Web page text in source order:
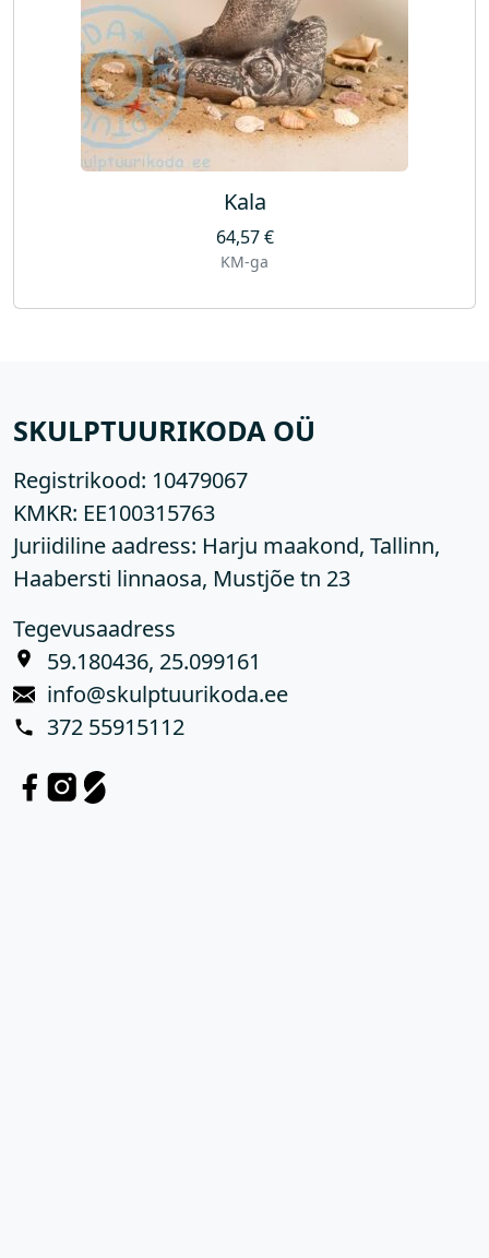
Kala
64,57€
KM-ga
SKULPTUURIKODA OÜ
Registrikood: 10479067
KMKR: EE100315763
Juriidiline aadress: Harju maakond, Tallinn,
Haabersti linnaosa, Mustjõe tn 23
Tegevusaadress
59.180436, 25.099161
info@skulptuurikoda.ee
372 55915112